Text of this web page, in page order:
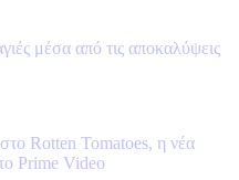
μέσα από τις αποκαλύψεις
Rotten Tomatoes, η νέα
Prime Video